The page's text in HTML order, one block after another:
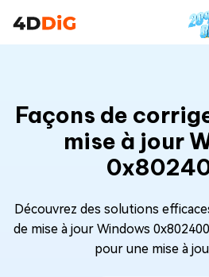
Façons de
mise à jour
Découvrez des solutions
de mise à jour Windows
pour une mise à